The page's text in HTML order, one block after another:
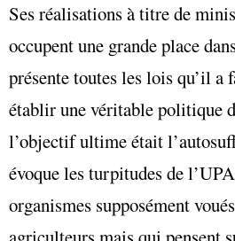
Ses réalisations à titre de
occupent une grande place
présente toutes les lois qu’il a
établir une véritable politique
l’objectif ultime était
évoque les turpitudes de
organismes supposément